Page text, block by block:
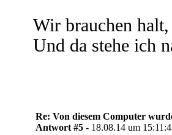
Wir brauchen
Und da stehe ich
Re: Von diesem Computer
Antwort #5 - 18.08.14 um